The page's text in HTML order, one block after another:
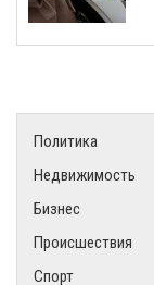
Политика
Недвижимость
Бизнес
Происшествия
Спорт